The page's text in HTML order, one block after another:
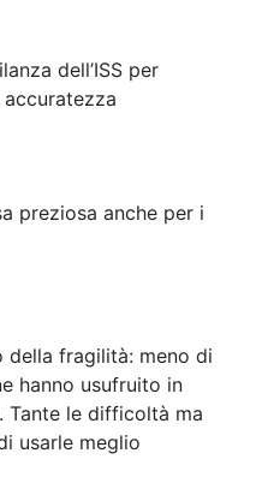
dell’ISS per
preziosa anche per i
della fragilità: meno di
hanno usufruito in
Tante le difficoltà ma
usarle meglio